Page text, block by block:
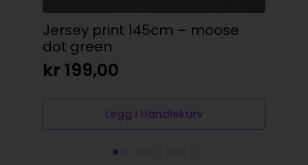
Jersey print 145cm – moose
dot green
kr 199,00
Legg I Handlekurv